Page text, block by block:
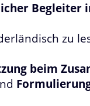
Begleiter
zu
beim